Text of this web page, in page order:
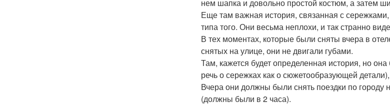
нем шапка и довольно простой костюм, а затем
Еще там важная история, связанная с
типа того. Они весьма неплохи, и так странно
В тех моментах, которые были сняты вчера в
снятых на улице, они не двигали губами.
Там, кажется будет определенная история, но
речь о сережках как о сюжетообразующей
Вчера они должны были снять поездки по городу
(должны были в 2 часа).